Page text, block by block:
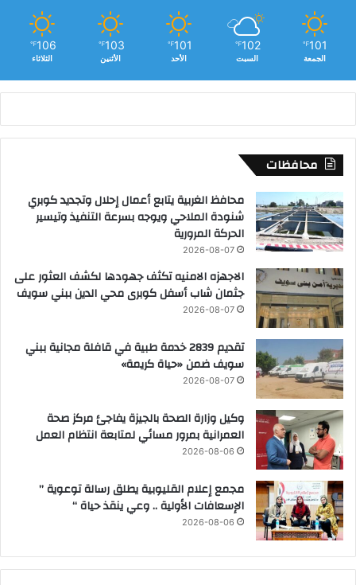
101
℉
الجمعة
102
℉
السبت
101
℉
الأحد
103
℉
الأثنين
106
℉
الثلاثاء
محافظات
محافظ الغربية يتابع أعمال إحلال وتجديد كوبري
شنودة الملاحي ويوجه بسرعة التنفيذ وتيسير
الحركة المرورية
2026-08-07
الاجهزه الامنيه تكثف جهودها لكشف العثور على
جثمان شاب أسفل كوبرى محي الدين ببني سويف
2026-08-07
تقديم 2839 خدمة طبية في قافلة مجانية ببني
سويف ضمن «حياة كريمة»
2026-08-07
وكيل وزارة الصحة بالجيزة يفاجئ مركز صحة
العمرانية بمرور مسائي لمتابعة انتظام العمل
2026-08-06
مجمع إعلام القليوبية يطلق رسالة توعوية ”
الإسعافات الأولية .. وعي ينقذ حياة “
2026-08-06